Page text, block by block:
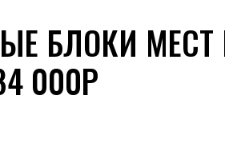
БЛОКИ МЕСТ
000Р